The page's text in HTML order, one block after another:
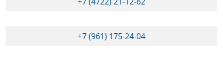
+7 (961) 175-24-04